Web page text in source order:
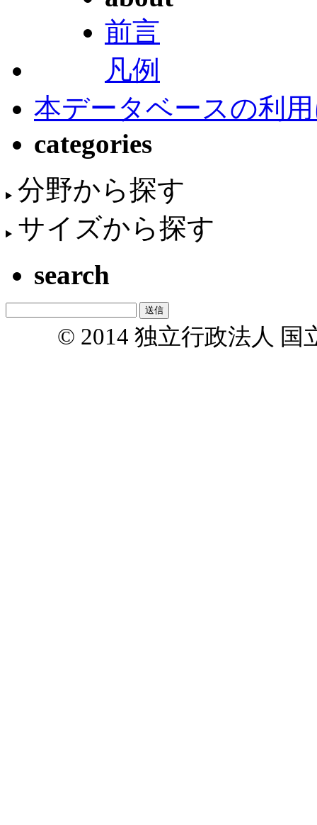
前言
凡例
本データベースの利
categories
分野から探す
サイズから探す
search
© 2014 独立行政法人 国